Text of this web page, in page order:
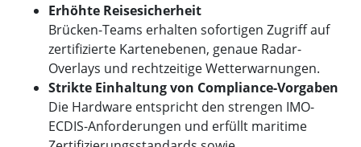
Erhöhte Reisesicherheit
Brücken-Teams erhalten sofortigen Zugriff auf
zertifizierte Kartenebenen, genaue Radar-
Overlays und rechtzeitige Wetterwarnungen.
Strikte Einhaltung von Compliance-Vorgaben
Die Hardware entspricht den strengen IMO-
ECDIS-Anforderungen und erfüllt maritime